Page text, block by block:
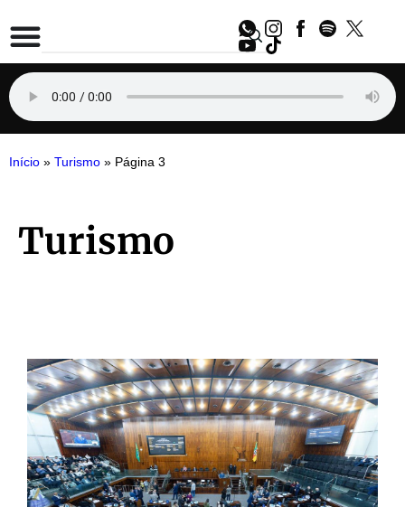
Início » Turismo » Página 3
Turismo